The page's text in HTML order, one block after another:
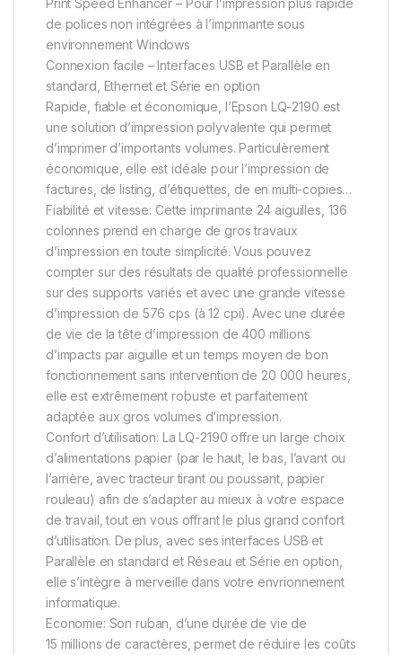
de polices non intégrées à l’imprimante sous
environnement Windows
Connexion facile – Interfaces USB et Parallèle en
standard, Ethernet et Série en option
Rapide, fiable et économique, l’Epson LQ-2190 est
une solution d’impression polyvalente qui permet
d’imprimer d’importants volumes. Particulèrement
économique, elle est idéale pour l’impression de
factures, de listing, d’étiquettes, de en multi-copies…
Fiabilité et vitesse: Cette imprimante 24 aiguilles, 136
colonnes prend en charge de gros travaux
d’impression en toute simplicité. Vous pouvez
compter sur des résultats de qualité professionnelle
sur des supports variés et avec une grande vitesse
d’impression de 576 cps (à 12 cpi). Avec une durée
de vie de la tête d’impression de 400 millions
d’impacts par aiguille et un temps moyen de bon
fonctionnement sans intervention de 20 000 heures,
elle est extrêmement robuste et parfaitement
adaptée aux gros volumes d’impression.
Confort d’utilisation: La LQ-2190 offre un large choix
d’alimentations papier (par le haut, le bas, l’avant ou
l’arrière, avec tracteur tirant ou poussant, papier
rouleau) afin de s’adapter au mieux à votre espace
de travail, tout en vous offrant le plus grand confort
d’utilisation. De plus, avec ses interfaces USB et
Parallèle en standard et Réseau et Série en option,
elle s’intègre à merveille dans votre envrionnement
informatique.
Economie: Son ruban, d’une durée de vie de
15 millions de caractères, permet de réduire les coûts